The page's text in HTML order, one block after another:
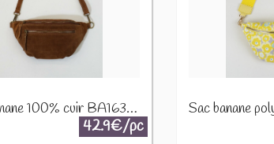
Sac banane 100% cuir BA163Da Cognac
42.9€/pc